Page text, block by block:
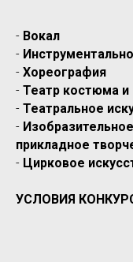
- Вокал
-
- Хореография
- Театр костюма
- Театральное
-
прикладное
- Цирковое
УСЛОВИЯ